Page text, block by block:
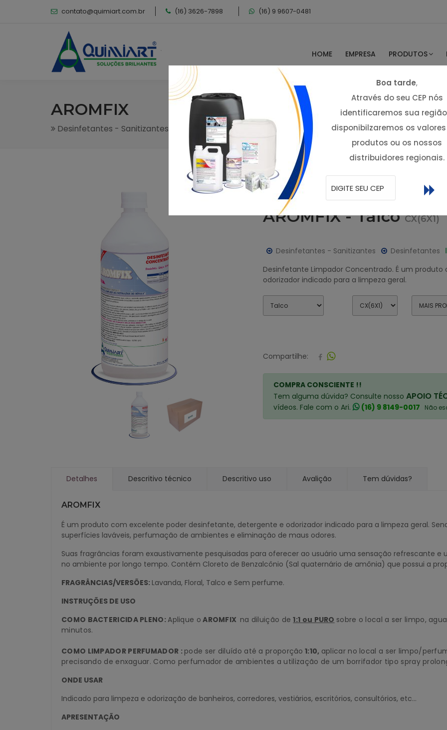
contato@quimiart.com.br (16) 3626-7898 (16) 9 9607-0481
HOME EMPRESA PRODUTOS
AROMFIX
Desinfetantes - Sanitizantes Desinfetantes
Boa tarde,
Através do seu CEP nós
identificaremos sua
disponibilzaremos os
produtos ou os nossos
distribuidores regionais.
AROMFIX - TalcoCX(6X1)
Desinfetantes - Sanitizantes Desinfetantes
Desinfetante Limpador Concentrado. É um
odorizador indicado para a limpeza geral.
Compartilhe:
COMPRA CONSCIENTE !!
Tem alguma dúvida? Consulte nosso APOIO
vídeos. Fale com o Ari.
(16) 9 8149-0017 Não
Detalhes Descritivo técnico Descritivo uso Avalição Tem dúvidas?
AROMFIX
É um produto com excelente poder desinfetante, detergente e odorizador indicado para a limpeza geral.
superfícies laváveis, perfumação de ambientes e eliminação de maus odores.
Suas fragrâncias foram exaustivamente pesquisadas para oferecer ao usuário uma sensação refrescante
no ambiente por longo tempo. Contém Cloreto de Benzalcônio (Sal quaternário de amônia) que possui a
FRAGRÂNCIAS/VERSÕES: Lavanda, Floral, Talco e Sem perfume.
INSTRUÇÕES DE USO
COMO BACTERICIDA PLENO:Aplique o AROMFIX na diluição de1:1 ou PURO sobre o local a ser limpo,
minutos.
COMO LIMPADOR PERFUMADOR : pode ser diluído até a proporção 1:10, aplicar no local a ser limpo/
precisando de enxaguar. Como perfumador de ambientes a utilização de um borrifador tipo spray
ONDE USAR
Indicado para limpeza e odorização de banheiros, corredores, vestiários, escritórios, consultórios, etc...
APRESENTAÇÃO